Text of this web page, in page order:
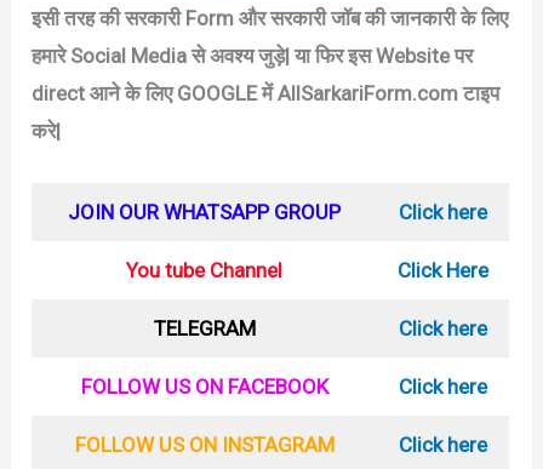
इसी तरह की सरकारी Form और सरकारी जॉब की जानकारी के लिए
हमारे Social Media से अवश्य जुड़े| या फिर इस Website पर
direct आने के लिए GOOGLE में AllSarkariForm.com टाइप
करे|
JOIN OUR WHATSAPP GROUP Click here
You tube Channel Click Here
TELEGRAM Click here
FOLLOW US ON FACEBOOK Click here
FOLLOW US ON INSTAGRAM Click here